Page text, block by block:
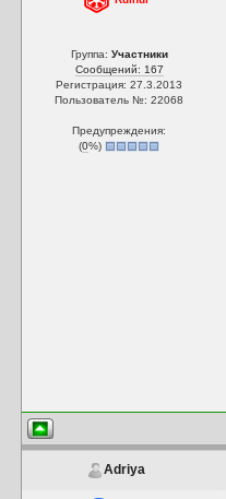
Группа: Участники
Сообщений: 167
Регистрация: 27.3.2013
Пользователь №: 22068
Предупреждения:
(0%)
Adriya